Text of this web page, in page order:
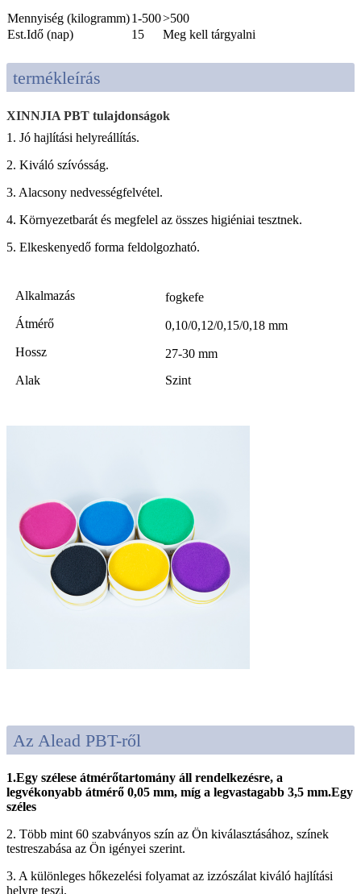
Mennyiség (kilogramm)1-500>500
Est.Idő (nap)
15 Meg kell tárgyalni
termékleírás
XINNJIA PBT tulajdonságok
1. Jó hajlítási helyreállítás.
2. Kiváló szívósság.
3. Alacsony nedvességfelvétel.
4. Környezetbarát és megfelel az összes higiéniai tesztnek.
5. Elkeskenyedő forma feldolgozható.
Alkalmazás
fogkefe
Átmérő
0,10/0,12/0,15/0,18 mm
Hossz
27-30 mm
Alak
Szint
Az Alead PBT-ről
1.Egy szélese átmérőtartomány áll rendelkezésre, a
legvékonyabb átmérő 0,05 mm, míg a legvastagabb 3,5 mm.Egy
széles
2. Több mint 60 szabványos szín az Ön kiválasztásához, színek
testreszabása az Ön igényei szerint.
3. A különleges hőkezelési folyamat az izzószálat kiváló hajlítási
helyre teszi.